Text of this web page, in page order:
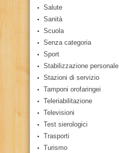
Salute
Sanità
Scuola
Senza categoria
Sport
Stabilizzazione personale
Stazioni di servizio
Tamponi orofaringei
Teleriabilitazione
Televisioni
Test sierologici
Trasporti
Turismo